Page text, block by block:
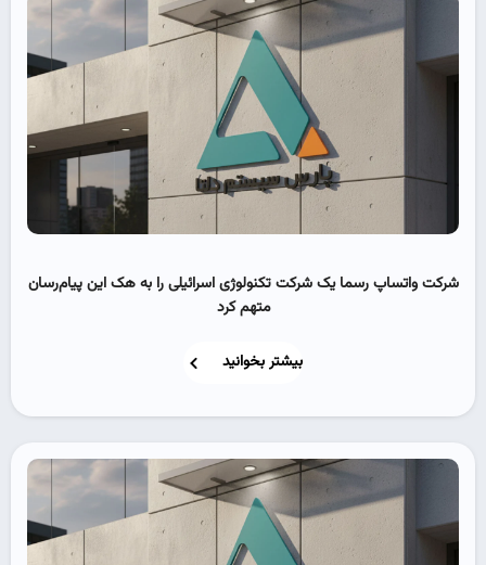
شرکت واتساپ رسما یک شرکت تکنولوژی اسرائیلی را به هک این پیام‌رسان
متهم کرد
بیشتر بخوانید